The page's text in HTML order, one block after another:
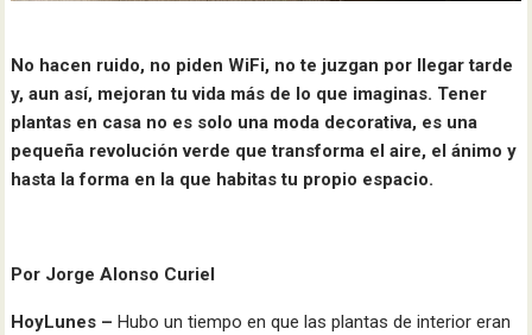
No hacen ruido, no piden WiFi, no te juzgan por llegar tarde
y, aun así, mejoran tu vida más de lo que imaginas. Tener
plantas en casa no es solo una moda decorativa, es una
pequeña revolución verde que transforma el aire, el ánimo y
hasta la forma en la que habitas tu propio espacio.
Por Jorge Alonso Curiel
HoyLunes –Hubo un tiempo en que las plantas de interior eran